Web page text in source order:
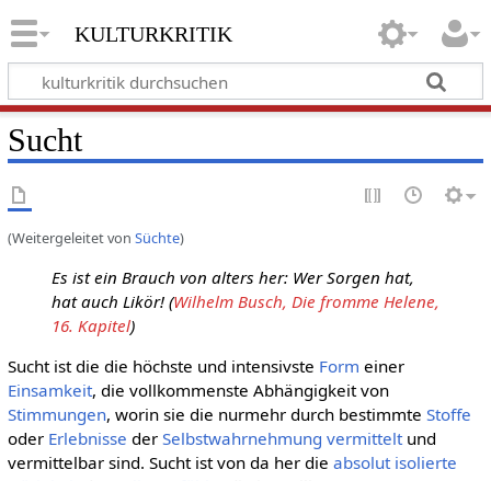
kulturkritik
Sucht
(Weitergeleitet von Süchte)
Es ist ein Brauch von alters her: Wer Sorgen hat,
hat auch Likör! (Wilhelm Busch, Die fromme Helene,
16. Kapitel)
Sucht ist die die höchste und intensivste Form einer
Einsamkeit, die vollkommenste Abhängigkeit von
Stimmungen, worin sie die nurmehr durch bestimmte Stoffe
oder Erlebnisse der Selbstwahrnehmung vermitteltund
vermittelbar sind. Sucht ist von da her die absolut isolierte